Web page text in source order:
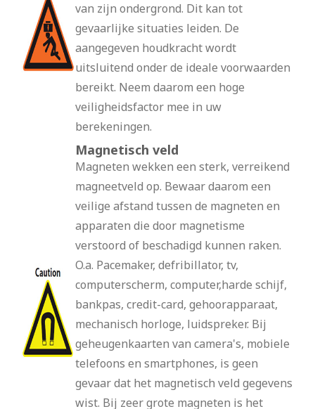
van zijn ondergrond. Dit kan tot
gevaarlijke situaties leiden. De
aangegeven houdkracht wordt
uitsluitend onder de ideale voorwaarden
bereikt. Neem daarom een hoge
veiligheidsfactor mee in uw
berekeningen.
Magnetisch veld
Magneten wekken een sterk, verreikend
magneetveld op. Bewaar daarom een
veilige afstand tussen de magneten en
apparaten die door magnetisme
verstoord of beschadigd kunnen raken.
O.a. Pacemaker, defribillator, tv,
computerscherm, computer,harde schijf,
bankpas, credit-card, gehoorapparaat,
mechanisch horloge, luidspreker. Bij
geheugenkaarten van camera's, mobiele
telefoons en smartphones, is geen
gevaar dat het magnetisch veld gegevens
wist. Bij zeer grote magneten is het